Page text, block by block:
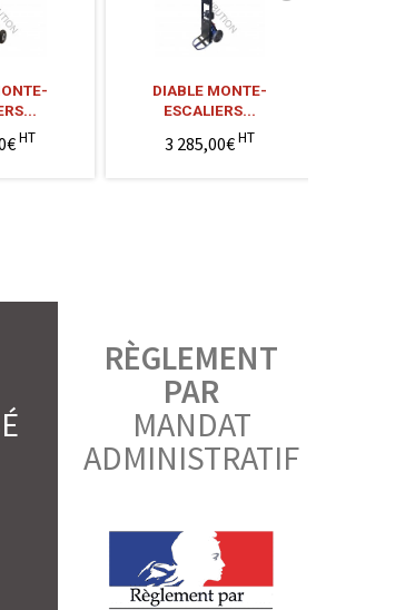
HT
DIABLE MONTE-
ESCALIERS...
3 285,00€HT
RÈGLEMENT
PAR
MANDAT
ADMINISTRATIF